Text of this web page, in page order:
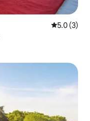
從 3 則評
5.0 (3)